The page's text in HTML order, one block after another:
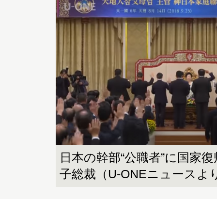
日本の幹部“公職者”に国家
子総裁（U-ONEニュースよ